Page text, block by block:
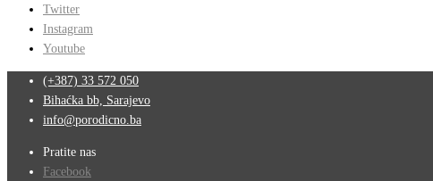
Twitter
Instagram
Youtube
(+387) 33 572 050
Bihaćka bb, Sarajevo
info@porodicno.ba
Pratite nas
Facebook